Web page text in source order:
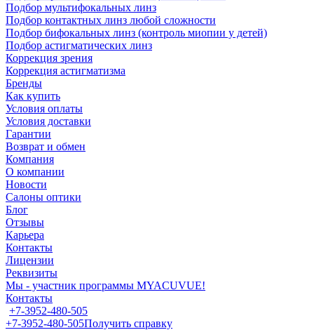
Подбор мультифокальных линз
Подбор контактных линз любой сложности
Подбор бифокальных линз (контроль миопии у детей)
Подбор астигматических линз
Коррекция зрения
Коррекция астигматизма
Бренды
Как купить
Условия оплаты
Условия доставки
Гарантии
Возврат и обмен
Компания
О компании
Новости
Салоны оптики
Блог
Отзывы
Карьера
Контакты
Лицензии
Реквизиты
Мы - участник программы MYACUVUE!
Контакты
+7-3952-480-505
+7-3952-480-505Получить справку